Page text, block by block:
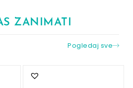
ZANIMATI
Pogledaj sve